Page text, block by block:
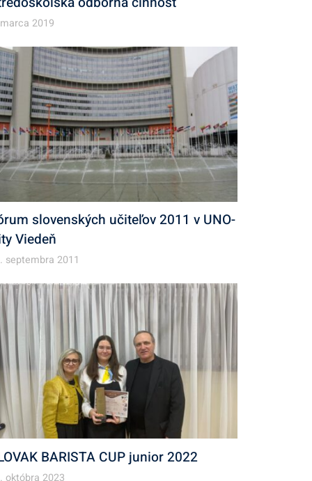
2019
slovenských učiteľov 2011 v UNO-
Viedeň
septembra 2011
BARISTA CUP junior 2022
októbra 2023